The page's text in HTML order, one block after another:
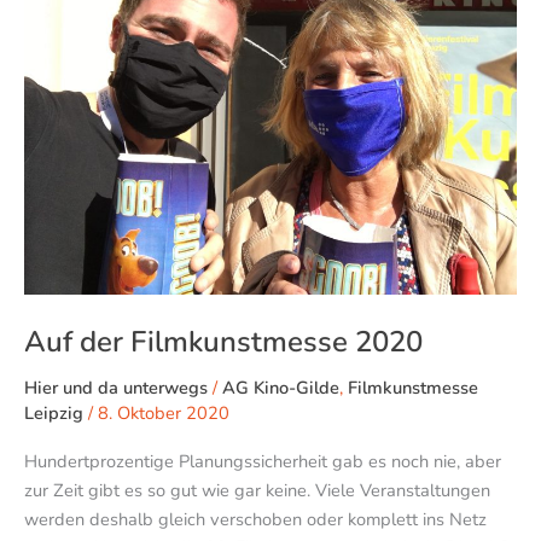
Auf der Filmkunstmesse 2020
Hier und da unterwegs /AG Kino-Gilde, Filmkunstmesse
Leipzig /8. Oktober 2020
Hundertprozentige Planungssicherheit gab es noch nie, aber
zur Zeit gibt es so gut wie gar keine. Viele Veranstaltungen
werden deshalb gleich verschoben oder komplett ins Netz